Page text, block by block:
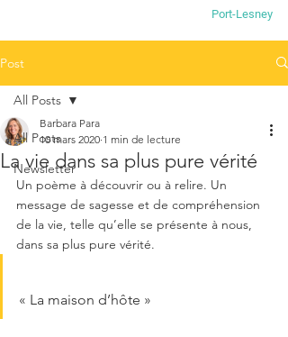
Port-Lesney
Post
All Posts
Newsletter
All Posts
La vie dans sa plus pure vérité
Barbara Para
10 mars 2020 1 min de lecture
Un poème à découvrir ou à relire. Un
message de sagesse et de compréhension
de la vie, telle qu’elle se présente à nous,
dans sa plus pure vérité.
« La maison d’hôte »